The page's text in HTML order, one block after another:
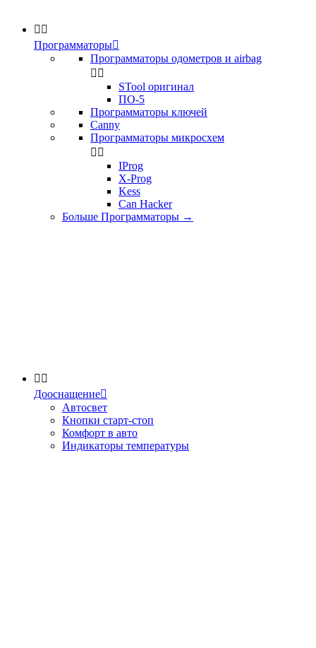
 
Программаторы
Программаторы одометров и airbag
 
STool оригинал
ПО-5
Программаторы ключей
Canny
Программаторы микросхем
 
IProg
X-Prog
Kess
Can Hacker
Больше Программаторы →
 
Дооснащение
Автосвет
Кнопки старт-стоп
Комфорт в авто
Индикаторы температуры